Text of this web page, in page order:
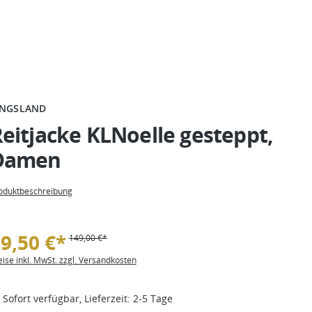
KLNoelle gesteppt,
€* 149,00 €*
inkl. MwSt. zzgl. Versandkosten
Sofort verfügbar, Lieferzeit: 2-5 Tage